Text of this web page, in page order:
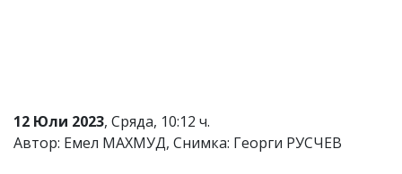
12 Юли 2023, Сряда, 10:12 ч.
Автор: Емел МАХМУД, Снимка: Георги РУСЧЕВ